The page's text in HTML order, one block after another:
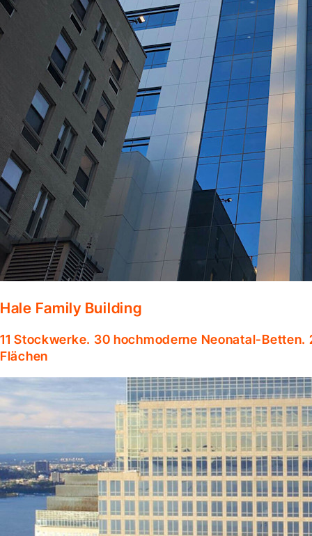
Hale Family Building
11 Stockwerke. 30 hochmoderne Neonatal-
Flächen